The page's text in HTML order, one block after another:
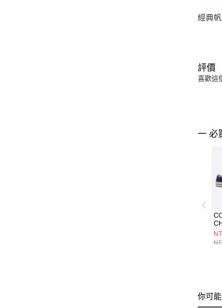
經典
評價
喜歡這
一 必
你可